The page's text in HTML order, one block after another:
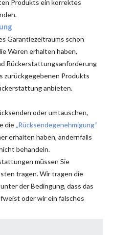
Produkts ein korrektes
Garantiezeitraums schon
Waren erhalten haben,
Rückerstattungsanforderung
zurückgegebenen Produkts
anbieten.
oder umtauschen,
die „Rücksendegenehmigung“
erhalten haben, andernfalls
behandeln.
müssen Sie
tragen. Wir tragen die
der Bedingung, dass das
oder wir ein falsches